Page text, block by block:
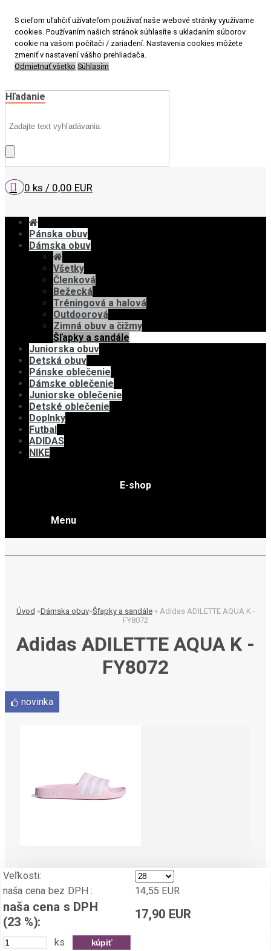
S cieľom uľahčiť užívateľom používať naše webové stránky využívame
cookies. Používaním našich stránok súhlasíte s ukladaním súborov
cookie na vašom počítači / zariadení. Nastavenia cookies môžete
zmeniť v nastavení vášho prehliadača.
Odmietnuť všetko Súhlasím
Hľadanie
0 ks / 0,00 EUR
Pánska obuv
Dámska obuv
Všetky
Členková
Bežecká
Tréningová a halová
Outdoorová
Zimná obuv a čižmy
Šľapky a sandále
Juniorska obuv
Detská obuv
Pánske oblečenie
Dámske oblečenie
Juniorske oblečenie
Detské oblečenie
Doplnky
Futbal
ADIDAS
NIKE
E-shop
Menu
Úvod »Dámska obuv»Šľapky a sandále » Adidas ADILETTE AQUA K -
FY8072
Adidas ADILETTE AQUA K -
FY8072
novinka
Veľkosti:
naša cena bez DPH : 14,55 EUR
naša cena s DPH
(23 %):
17,90 EUR
ks